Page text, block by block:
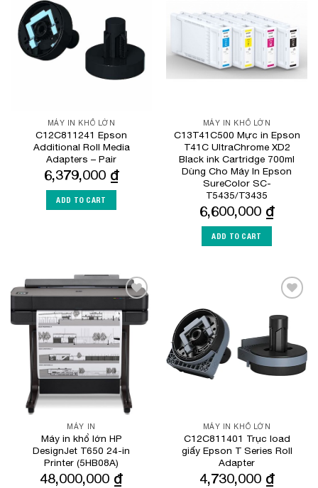
Wishlist
MÁY IN KHỔ LỚN
C12C811241 Epson
Additional Roll Media
Adapters – Pair
6,379,000 ₫
ADD TO CART
MÁY IN KHỔ LỚN
C13T41C500 Mực in Epson
T41C UltraChrome XD2
Black ink Cartridge 700ml
Dùng Cho Máy In Epson
SureColor SC-
T5435/T3435
6,600,000 ₫
ADD TO CART
Add to
Wishlist
MÁY IN
Máy in khổ lớn HP
DesignJet T650 24-in
Printer (5HB08A)
48,000,000 ₫
Wishlist
MÁY IN KHỔ LỚN
C12C811401 Trục load
giấy Epson T Series Roll
Adapter
4,730,000 ₫